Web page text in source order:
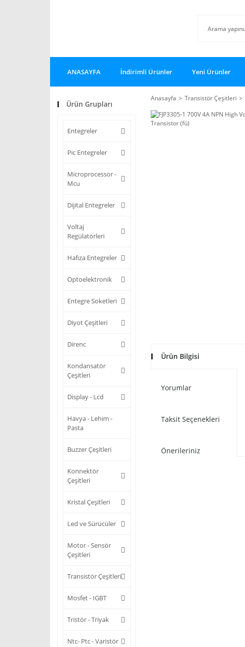
ANASAYFA İndirimli Ürünler Yeni Ürünler
Ürün Grupları
Entegreler
Pic Entegreler
Microprocessor -
Mcu
Dijital Entegreler
Voltaj
Regülatörleri
Hafıza Entegreler
Optoelektronik
Entegre Soketleri
Diyot Çeşitleri
Direnc
Kondansatör
Çeşitleri
Display - Lcd
Havya - Lehim -
Pasta
Buzzer Çeşitleri
Konnektör
Çeşitleri
Kristal Çeşitleri
Led ve Sürücüler
Motor - Sensör
Çeşitleri
Transistör Çeşitleri
Mosfet - IGBT
Tristör - Triyak
Ntc- Ptc - Varistör
Anasayfa Transistör Çeşitleri
Ürün Bilgisi
Yorumlar
Taksit Seçenekleri
Önerileriniz